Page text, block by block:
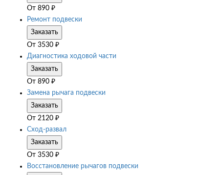
От 890 ₽
Ремонт подвески
Заказать
От 3530 ₽
Диагностика ходовой части
Заказать
От 890 ₽
Замена рычага подвески
Заказать
От 2120 ₽
Сход-развал
Заказать
От 3530 ₽
Восстановление рычагов подвески